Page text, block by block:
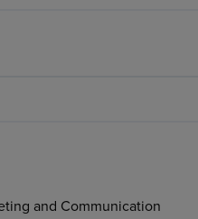
and Communication